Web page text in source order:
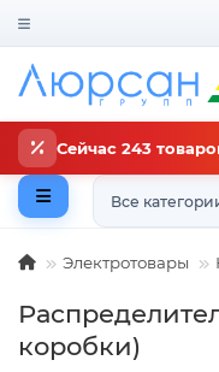
Сейчас 243
Все
Электротовары
коробки)